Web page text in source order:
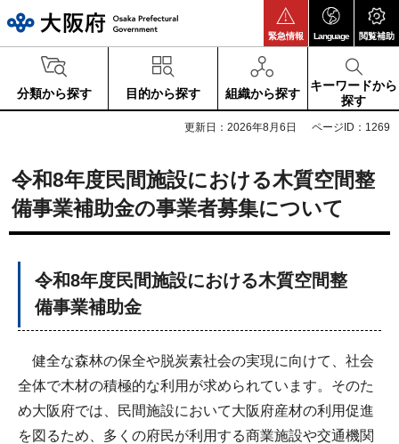
緊急情報 Language 閲覧補助
分類から探す 目的から探す 組織から探す
キーワードから
探す
更新日：2026年8月6日 ページID：1269
令和8年度民間施設における木質空間整
備事業補助金の事業者募集について
令和8年度民間施設における木質空間整
備事業補助金
健全な森林の保全や脱炭素社会の実現に向けて、社会
全体で木材の積極的な利用が求められています。そのた
め大阪府では、民間施設において大阪府産材の利用促進
を図るため、多くの府民が利用する商業施設や交通機関